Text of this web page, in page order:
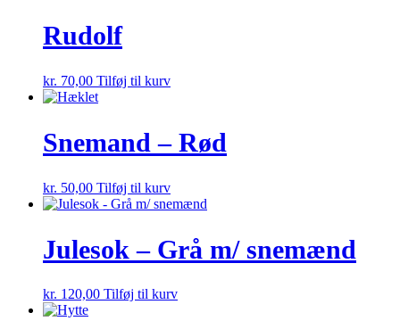
Rudolf
kr. 70,00 Tilføj til kurv
Snemand – Rød
kr. 50,00 Tilføj til kurv
Julesok – Grå m/ snemænd
kr. 120,00 Tilføj til kurv